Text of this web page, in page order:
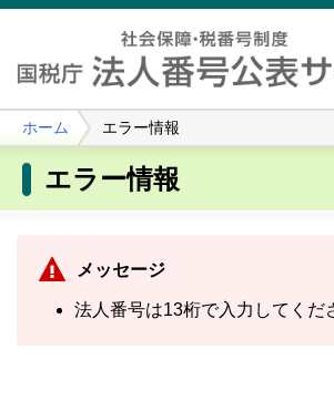
ホーム エラー情報
エラー情報
メッセージ
法人番号は13桁で入力してくだ